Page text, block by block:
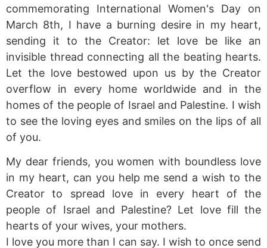
commemorating International Women's Day on
March 8th, I have a burning desire in my heart,
sending it to the Creator: let love be like an
invisible thread connecting all the beating hearts.
Let the love bestowed upon us by the Creator
overflow in every home worldwide and in the
homes of the people of Israel and Palestine. I wish
to see the loving eyes and smiles on the lips of all
of you.
My dear friends, you women with boundless love
in my heart, can you help me send a wish to the
Creator to spread love in every heart of the
people of Israel and Palestine? Let love fill the
hearts of your wives, your mothers.
I love you more than I can say. I wish to once send